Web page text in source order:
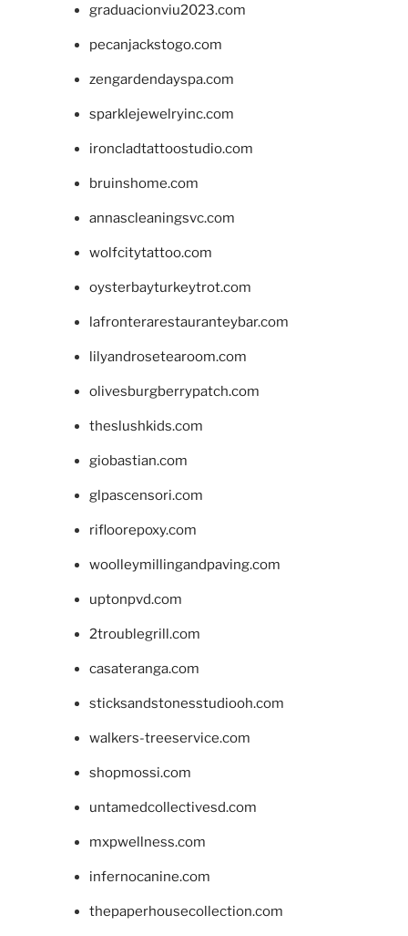
graduacionviu2023.com
pecanjackstogo.com
zengardendayspa.com
sparklejewelryinc.com
ironcladtattoostudio.com
bruinshome.com
annascleaningsvc.com
wolfcitytattoo.com
oysterbayturkeytrot.com
lafronterarestauranteybar.com
lilyandrosetearoom.com
olivesburgberrypatch.com
theslushkids.com
giobastian.com
glpascensori.com
rifloorepoxy.com
woolleymillingandpaving.com
uptonpvd.com
2troublegrill.com
casateranga.com
sticksandstonesstudiooh.com
walkers-treeservice.com
shopmossi.com
untamedcollectivesd.com
mxpwellness.com
infernocanine.com
thepaperhousecollection.com